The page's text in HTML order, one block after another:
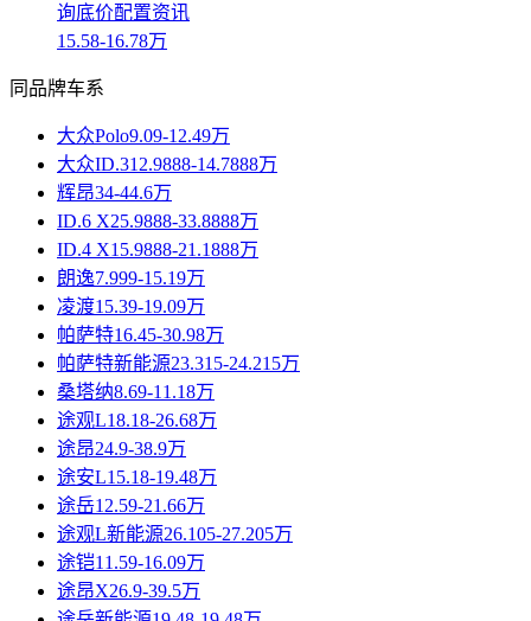
询底价配置资讯
15.58-16.78万
同品牌车系
大众Polo9.09-12.49万
大众ID.312.9888-14.7888万
辉昂34-44.6万
ID.6 X25.9888-33.8888万
ID.4 X15.9888-21.1888万
朗逸7.999-15.19万
凌渡15.39-19.09万
帕萨特16.45-30.98万
帕萨特新能源23.315-24.215万
桑塔纳8.69-11.18万
途观L18.18-26.68万
途昂24.9-38.9万
途安L15.18-19.48万
途岳12.59-21.66万
途观L新能源26.105-27.205万
途铠11.59-16.09万
途昂X26.9-39.5万